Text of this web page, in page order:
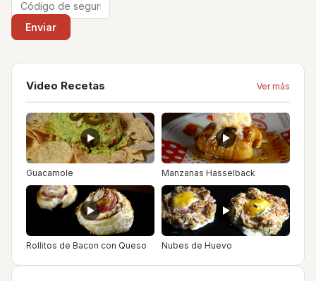
Video Recetas Ver más
Guacamole Manzanas Hasselback
Rollitos de Bacon con Queso Nubes de Huevo